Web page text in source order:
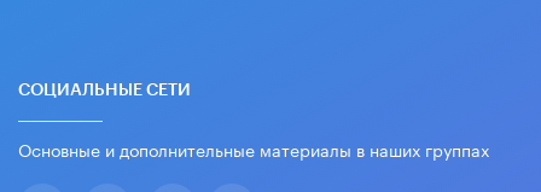
СОЦИАЛЬНЫЕ СЕТИ
Основные и дополнительные материалы в наших группах